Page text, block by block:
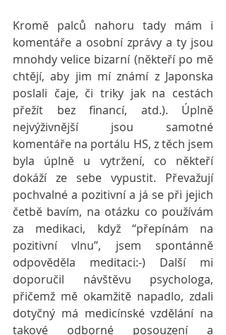
Kromě palců nahoru tady mám i
komentáře a osobní zprávy a ty jsou
mnohdy velice bizarní (někteří po mě
chtějí, aby jim mí známí z Japonska
poslali čaje, či triky jak na cestách
přežít bez financí, atd.). Úplně
nejvýživnější jsou samotné
komentáře na portálu HS, z těch jsem
byla úplně u vytržení, co někteří
dokáží ze sebe vypustit. Převažují
pochvalné a pozitivní a já se při jejich
četbě bavím, na otázku co používám
za medikaci, když “přepínám na
pozitivní vlnu”, jsem spontánně
odpověděla meditaci:-) Další mi
doporučil návštěvu psychologa,
přičemž mě okamžitě napadlo, zdali
dotyčný má medicínské vzdělání na
takové odborné posouzení a